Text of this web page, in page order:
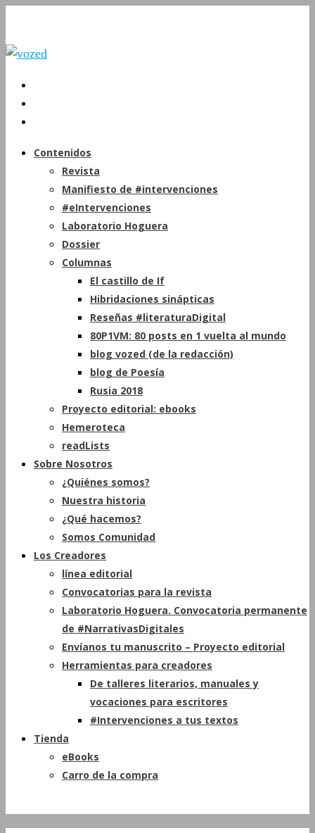
Contenidos
Revista
Manifiesto de #intervenciones
#eIntervenciones
Laboratorio Hoguera
Dossier
Columnas
El castillo de If
Hibridaciones sinápticas
Reseñas #literaturaDigital
80P1VM: 80 posts en 1 vuelta al mundo
blog vozed (de la redacción)
blog de Poesía
Rusia 2018
Proyecto editorial: ebooks
Hemeroteca
readLists
Sobre Nosotros
¿Quiénes somos?
Nuestra historia
¿Qué hacemos?
Somos Comunidad
Los Creadores
línea editorial
Convocatorias para la revista
Laboratorio Hoguera. Convocatoria permanente
de #NarrativasDigitales
Envíanos tu manuscrito – Proyecto editorial
Herramientas para creadores
De talleres literarios, manuales y
vocaciones para escritores
#Intervenciones a tus textos
Tienda
eBooks
Carro de la compra